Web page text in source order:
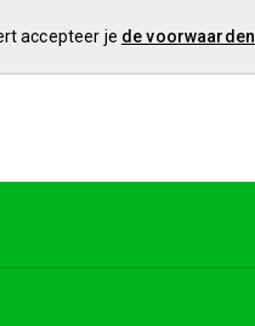
accepteer je de voorwaarden